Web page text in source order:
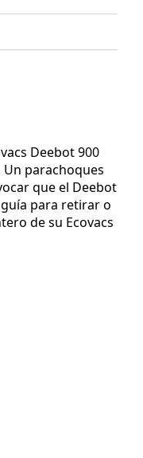
Deebot 900
parachoques
que el Deebot
para retirar o
de su Ecovacs